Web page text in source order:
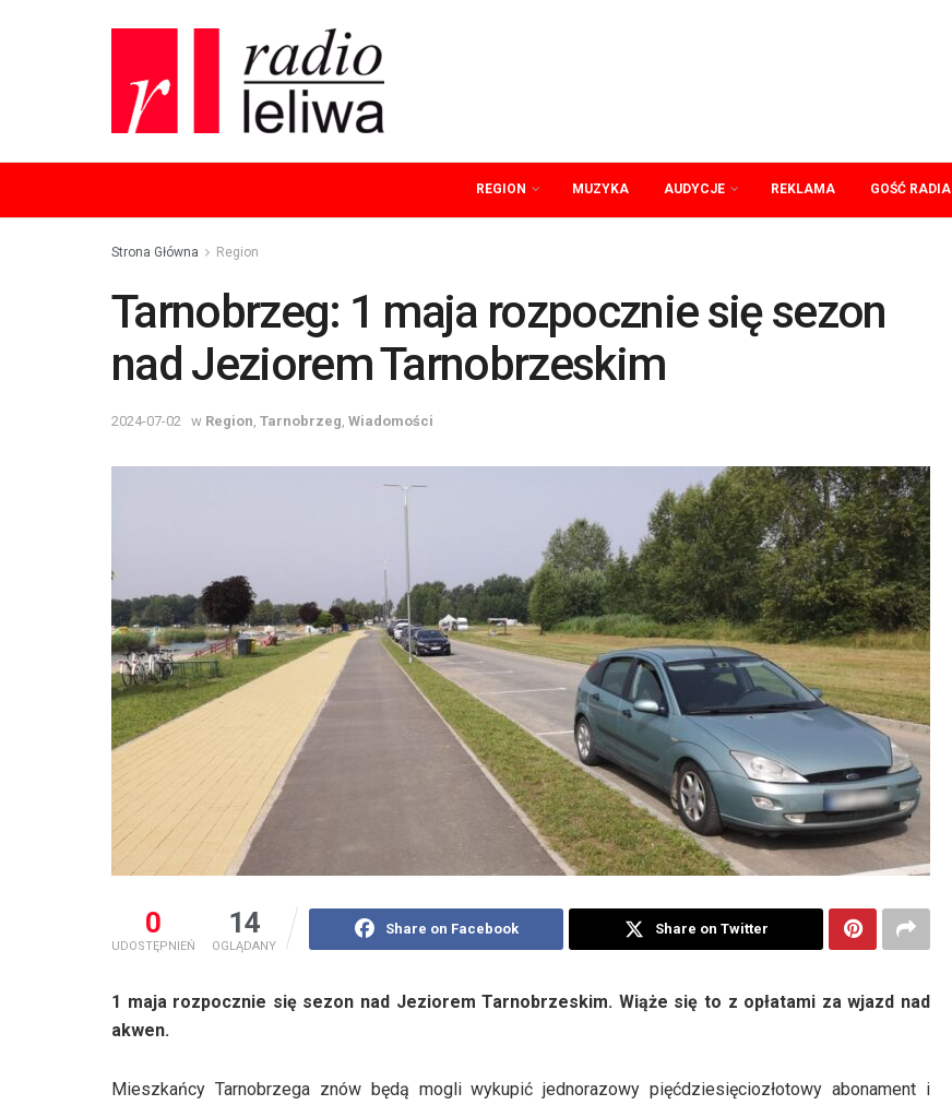
REGION MUZYKA AUDYCJE REKLAMA GOŚĆ RADIA
Strona Główna Region
Tarnobrzeg: 1 maja rozpocznie się sezon
nad Jeziorem Tarnobrzeskim
2024-07-02 w Region Tarnobrzeg Wiadomości
0
UDOSTĘPNIEŃ
14
OGLĄDANY
Share on Facebook Share on Twitter
1 maja rozpocznie się sezon nad Jeziorem Tarnobrzeskim. Wiąże się to z opłatami za wjazd nad
akwen.
Mieszkańcy Tarnobrzega znów będą mogli wykupić jednorazowy pięćdziesięciozłotowy abonament i